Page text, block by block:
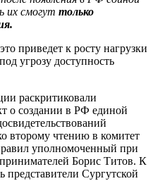
их смогут только
приведет к росту нагрузки
угрозу доступность
раскритиковали
о создании в РФ единой
второму чтению в комитет
уполномоченный при
Борис Титов. К
представители Сургутской